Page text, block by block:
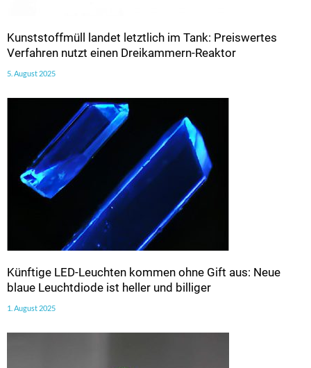
Kunststoffmüll landet letztlich im Tank: Preiswertes
Verfahren nutzt einen Dreikammern-Reaktor
5. August 2025
Künftige LED-Leuchten kommen ohne Gift aus: Neue
blaue Leuchtdiode ist heller und billiger
1. August 2025